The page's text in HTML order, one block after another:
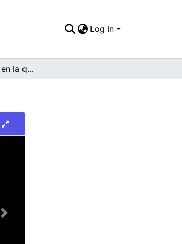
Log In
Vía pavimentada en la que hay dos hombres barriendo
Next